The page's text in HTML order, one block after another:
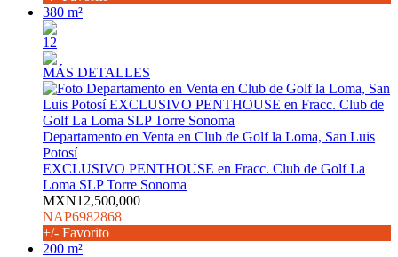
380 m²
12
MÁS DETALLES
Departamento en Venta en Club de Golf la Loma, San Luis
Potosí
EXCLUSIVO PENTHOUSE en Fracc. Club de Golf La
Loma SLP Torre Sonoma
MXN12,500,000
NAP6982868
+/- Favorito
200 m²